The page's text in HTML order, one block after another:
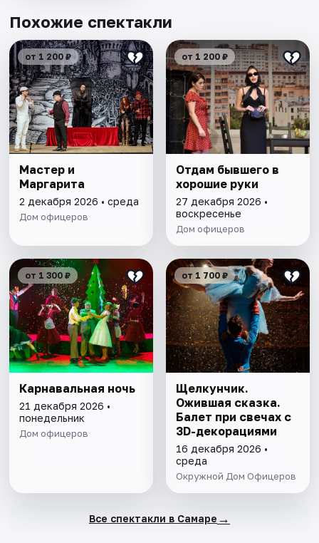
Похожие спектакли
от 1 200 ₽
Мастер и
Маргарита
2 декабря 2026 • среда
Дом офицеров
от 1 200 ₽
Отдам бывшего в
хорошие руки
27 декабря 2026 •
воскресенье
Дом офицеров
от 1 300 ₽
Карнавальная ночь
21 декабря 2026 •
понедельник
Дом офицеров
от 1 700 ₽
Щелкунчик.
Ожившая сказка.
Балет при свечах с
3D-декорациями
16 декабря 2026 •
среда
Окружной Дом Офицеров
Все спектакли в Самаре →